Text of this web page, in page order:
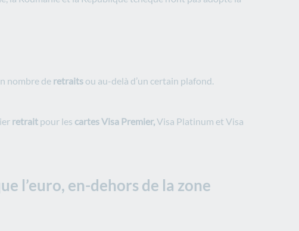
nombre de retraits ou au-delà d’un certain plafond.
retrait pour les cartes Visa Premier,Visa Platinum et Visa
l’euro, en-dehors de la zone